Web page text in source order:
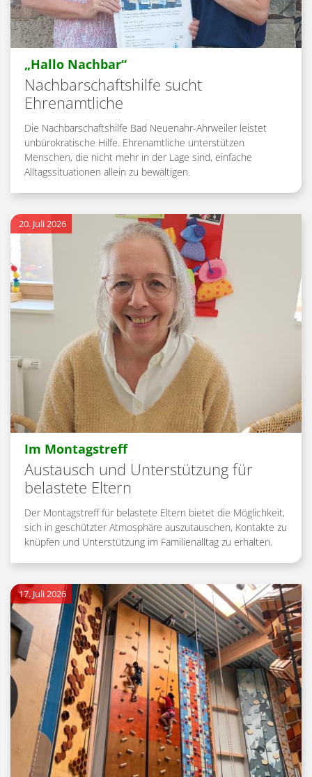
„Hallo Nachbar“:
Nachbarschaftshilfe sucht
Ehrenamtliche
Die Nachbarschaftshilfe Bad Neuenahr-Ahrweiler leistet
unbürokratische Hilfe. Ehrenamtliche unterstützen
Menschen, die nicht mehr in der Lage sind, einfache
Alltagssituationen allein zu bewältigen.
Im Montagstreff:
Austausch und Unterstützung für
belastete Eltern
20. Juli 2026
Der Montagstreff für belastete Eltern bietet die Möglichkeit,
sich in geschützter Atmosphäre auszutauschen, Kontakte zu
knüpfen und Unterstützung im Familienalltag zu erhalten.
17. Juli 2026